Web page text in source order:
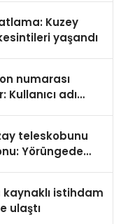
Kuzey
yaşandı
numarası
Kullanıcı adı
teleskobunu
Yörüngede
kaynaklı istihdam
ulaştı